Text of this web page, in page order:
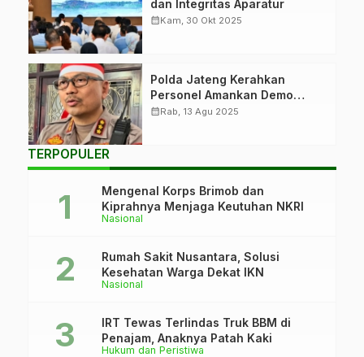
dan Integritas Aparatur
calendar_monthKam, 30 Okt 2025
Polda Jateng Kerahkan
Personel Amankan Demo
Besar di Pati
calendar_monthRab, 13 Agu 2025
TERPOPULER
Nasional
Mengenal Korps Brimob dan
Kiprahnya Menjaga Keutuhan NKRI
Nasional
Rumah Sakit Nusantara, Solusi
Kesehatan Warga Dekat IKN
Hukum dan Peristiwa
IRT Tewas Terlindas Truk BBM di
Penajam, Anaknya Patah Kaki